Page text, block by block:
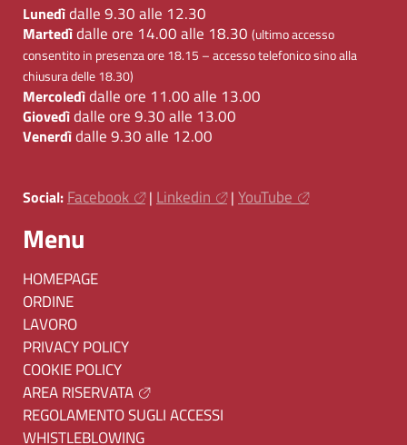
Lunedìdalle 9.30 alle 12.30
Martedìdalle ore 14.00 alle 18.30 (ultimo accesso
consentito in presenza ore 18.15 – accesso telefonico sino alla
chiusura delle 18.30)
Mercoledìdalle ore 11.00 alle 13.00
Giovedìdalle ore 9.30 alle 13.00
Venerdìdalle 9.30 alle 12.00
Social: Facebook | Linkedin | YouTube
Menu
HOMEPAGE
ORDINE
LAVORO
PRIVACY POLICY
COOKIE POLICY
AREA RISERVATA
REGOLAMENTO SUGLI ACCESSI
WHISTLEBLOWING